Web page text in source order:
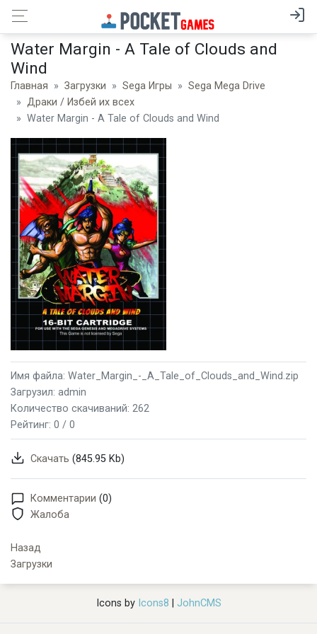
Water Margin - A Tale of Clouds and
Wind
Главная Загрузки Sega Игры
Sega Mega Drive
Драки / Избей их всех
Water Margin - A Tale of Clouds and Wind
Имя файла: Water_Margin_-_A_Tale_of_Clouds_and_Wind.zip
Загрузил: admin
Количество скачиваний: 262
Рейтинг: 0 / 0
Скачать (845.95 Kb)
Комментарии (0)
Жалоба
Назад
Загрузки
Icons byIcons8 JohnCMS